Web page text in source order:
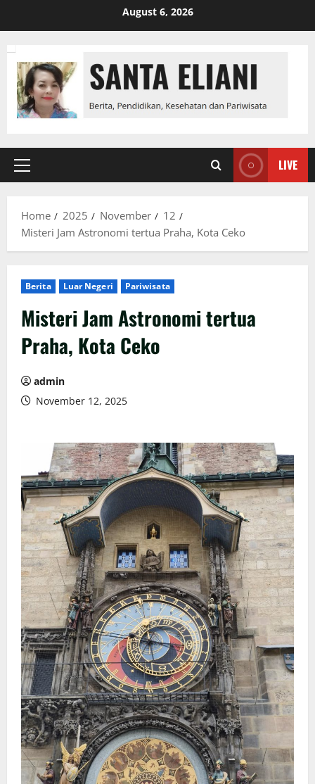
August 6, 2026
Primary
LIVE
Home 2025 November
12
Misteri Jam Astronomi tertua Praha, Kota Ceko
Berita Luar Negeri Pariwisata
Misteri Jam Astronomi tertua
Praha, Kota Ceko
admin
November 12, 2025